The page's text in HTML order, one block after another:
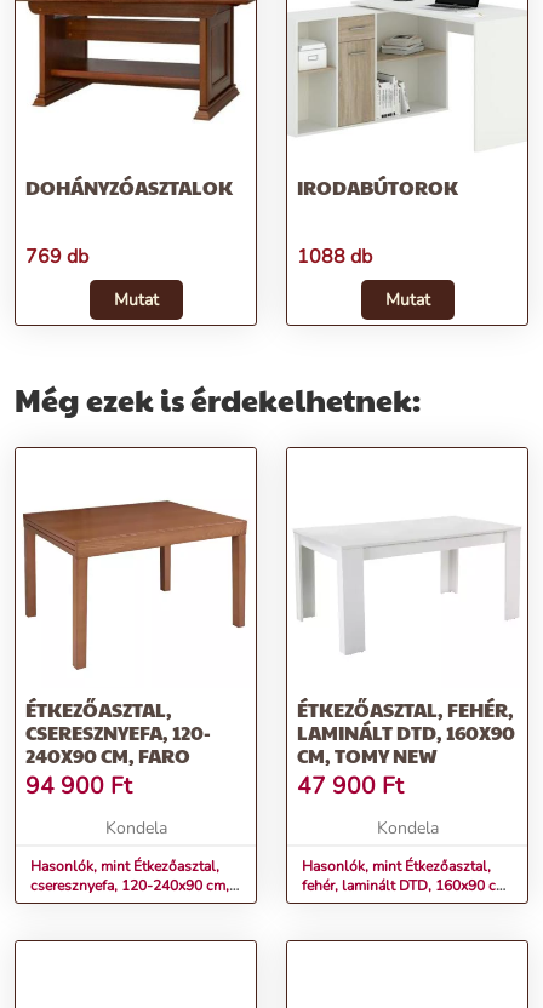
DOHÁNYZÓASZTALOK
769 db
Mutat
IRODABÚTOROK
1088 db
Mutat
Még ezek is érdekelhetnek:
ÉTKEZŐASZTAL,
CSERESZNYEFA, 120-
240X90 CM, FARO
94 900 Ft
Kondela
Hasonlók, mint Étkezőasztal,
cseresznyefa, 120-240x90 cm,
FARO
ÉTKEZŐASZTAL, FEHÉR,
LAMINÁLT DTD, 160X90
CM, TOMY NEW
47 900 Ft
Kondela
Hasonlók, mint Étkezőasztal,
fehér, laminált DTD, 160x90 cm,
TOMY NEW